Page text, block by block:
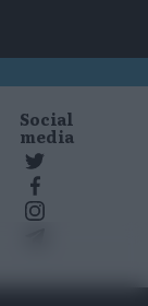
Social
media